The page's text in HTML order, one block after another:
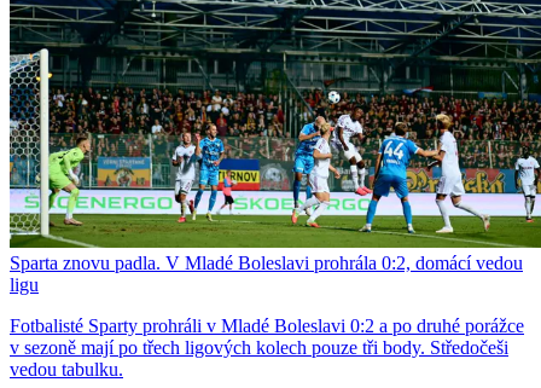
Sparta znovu padla. V Mladé Boleslavi prohrála 0:2, domácí vedou
ligu
Fotbalisté Sparty prohráli v Mladé Boleslavi 0:2 a po druhé porážce
v sezoně mají po třech ligových kolech pouze tři body. Středočeši
vedou tabulku.